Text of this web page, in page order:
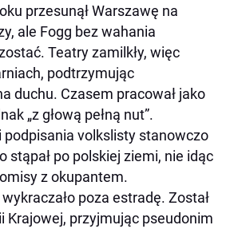
przesunął Warszawę na
ale Fogg bez wahania
Teatry zamilkły, więc
podtrzymując
duchu. Czasem pracował jako
„z głową pełną nut”.
podpisania volkslisty stanowczo
stąpał po polskiej ziemi, nie idąc
z okupantem.
poza estradę. Został
Krajowej, przyjmując pseudonim